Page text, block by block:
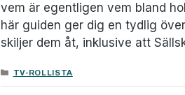
vem är egentligen vem bland
här guiden ger dig en tydlig
skiljer dem åt, inklusive att
KATEGORIER
TV-ROLLISTA